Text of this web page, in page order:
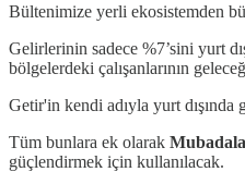
Bültenimize yerli ekosistemden
Gelirlerinin sadece %7’sini yurt
bölgelerdeki çalışanlarının
Getir'in kendi adıyla yurt
Tüm bunlara ek olarak Mubadala
güçlendirmek için kullanılacak.